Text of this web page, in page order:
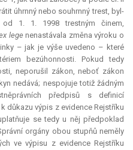
úhrnný nebo souhrnný trest, byl-
1. 1. 1998 trestným činem,
legenenastávala změna výroku o
– jak je výše uvedeno – které
bezúhonnosti. Pokud tedy
neporušil zákon, neboť zákon
nedává; nespojuje totiž žádným
předpisů s definicí
důkazu výpis z evidence Rejstříku
se tedy u něj předpoklad
orgány obou stupňů neměly
ve výpisu z evidence Rejstříku